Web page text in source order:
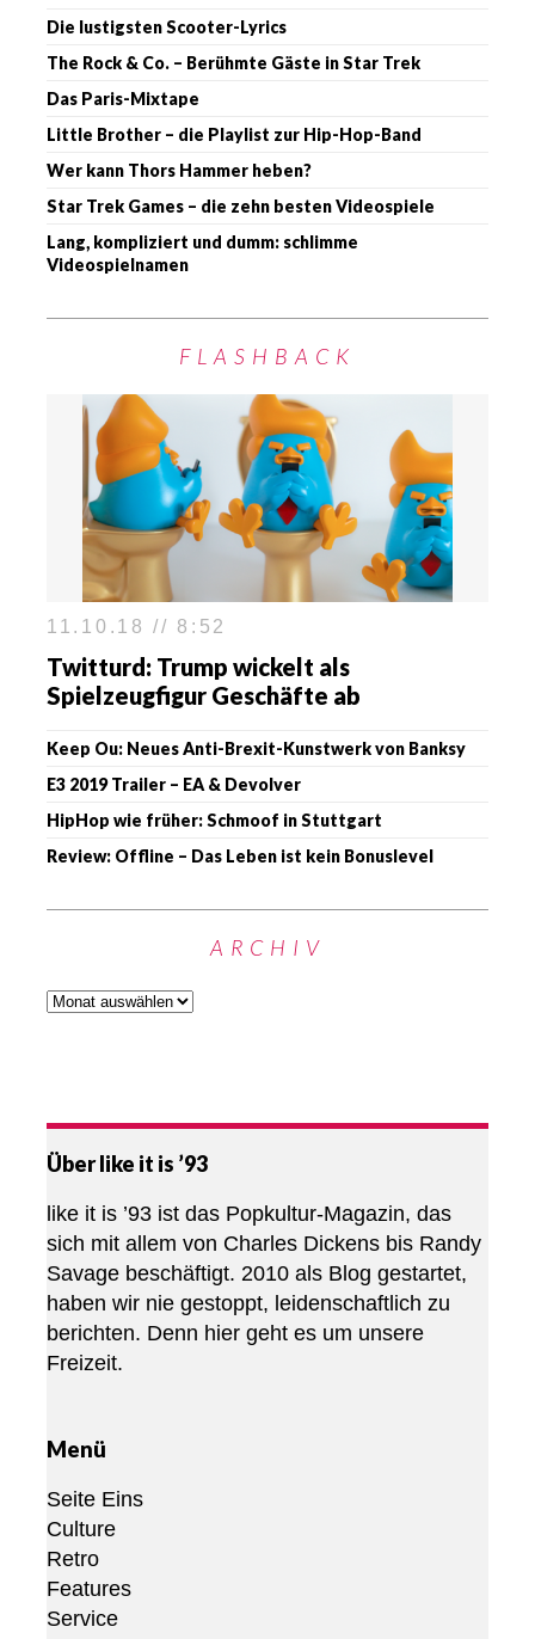
Die lustigsten Scooter-Lyrics
The Rock & Co. – Berühmte Gäste in Star Trek
Das Paris-Mixtape
Little Brother – die Playlist zur Hip-Hop-Band
Wer kann Thors Hammer heben?
Star Trek Games – die zehn besten Videospiele
Lang, kompliziert und dumm: schlimme
Videospielnamen
FLASHBACK
11.10.18 // 8:52
Twitturd: Trump wickelt als
Spielzeugfigur Geschäfte ab
Keep Ou: Neues Anti-Brexit-Kunstwerk von Banksy
E3 2019 Trailer – EA & Devolver
HipHop wie früher: Schmoof in Stuttgart
Review: Offline – Das Leben ist kein Bonuslevel
ARCHIV
Über like it is ’93
like it is ’93 ist das Popkultur-Magazin, das
sich mit allem von Charles Dickens bis Randy
Savage beschäftigt. 2010 als Blog gestartet,
haben wir nie gestoppt, leidenschaftlich zu
berichten. Denn hier geht es um unsere
Freizeit.
Menü
Seite Eins
Culture
Retro
Features
Service